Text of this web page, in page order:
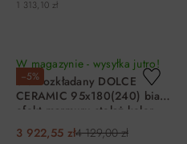
1 313,10 zł
−5%
W magazynie - wysyłka jutro!
Stół rozkładany DOLCE
CERAMIC 95x180(240) biały
efekt marmuru stelaż kolor
dąb Signal
3 922,55 zł4 129,00 zł